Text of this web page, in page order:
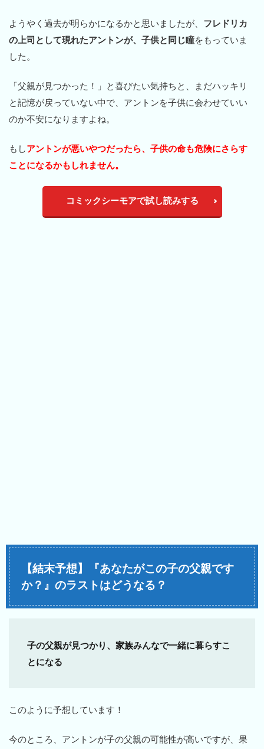
ようやく過去が明らかになるかと思いましたが、 フレドリカ
の上司として現れたアントンが、子供と同じ瞳をもっていま
した。
「父親が見つかった！」と喜びたい気持ちと、まだハッキリ
と記憶が戻っていない中で、アントンを子供に会わせていい
のか不安になりますよね。
もしアントンが悪いやつだったら、子供の命も危険にさらす
ことになるかもしれません。
コミックシーモアで試し読みする
【結末予想】『あなたがこの子の父親です
か？』のラストはどうなる？
子の父親が見つかり、家族みんなで一緒に暮らすこ
とになる
このように予想しています！
今のところ、アントンが子の父親の可能性が高いですが、果